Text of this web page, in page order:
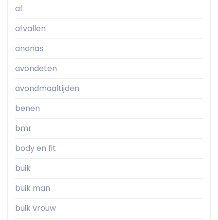
af
afvallen
ananas
avondeten
avondmaaltijden
benen
bmr
body en fit
buik
buik man
buik vrouw